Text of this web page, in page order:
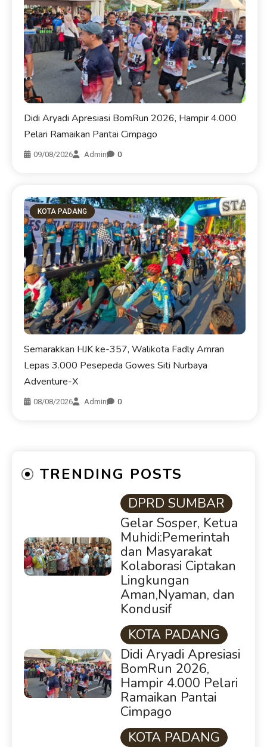
Didi Aryadi Apresiasi BomRun 2026, Hampir 4.000
Pelari Ramaikan Pantai Cimpago
09/08/2026 Admin 0
KOTA PADANG
Semarakkan HJK ke-357, Walikota Fadly Amran
Lepas 3.000 Pesepeda Gowes Siti Nurbaya
Adventure-X
08/08/2026 Admin 0
TRENDING POSTS
DPRD SUMBAR
Gelar Sosper, Ketua
Muhidi:Pemerintah
dan Masyarakat
Kolaborasi Ciptakan
Lingkungan
Aman,Nyaman, dan
Kondusif
KOTA PADANG
Didi Aryadi Apresiasi
BomRun 2026,
Hampir 4.000 Pelari
Ramaikan Pantai
Cimpago
KOTA PADANG